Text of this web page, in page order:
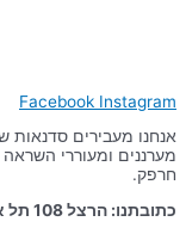
Facebook Instagram
אנחנו מעבירים סדנאות
חרפק.
כתובתנו: הרצל 108 תל אביב